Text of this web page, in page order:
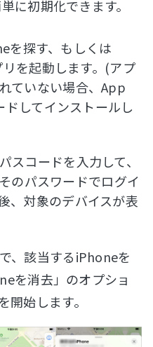
に初期化できます。
を探す、もしくは
を起動します。(アプ
ていない場合、App
してインストールし
スコードを入力して、
のパスワードでログイ
、対象のデバイスが表
、該当するiPhoneを
を消去」のオプショ
開始します。